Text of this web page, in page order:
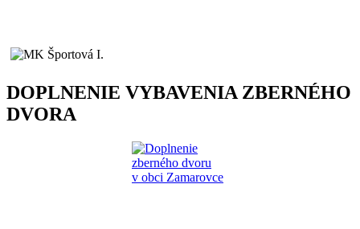
DOPLNENIE VYBAVENIA ZBERNÉHO
DVORA